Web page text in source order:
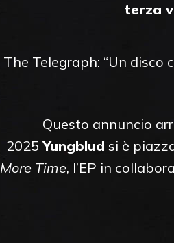
terza
The Telegraph: “Un
Questo annuncio
2025Yungblud si è
More Time, l’EP in